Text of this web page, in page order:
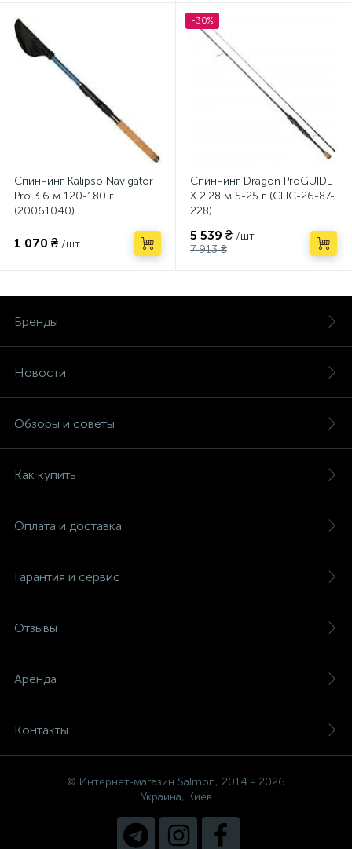
Спиннинг Kalipso Navigator
Pro 3.6 м 120-180 г
(20061040)
1 070 ₴ /шт.
-30%
Спиннинг Dragon ProGUIDE
X 2.28 м 5-25 г (CHC-26-87-
228)
5 539 ₴ /шт.
7 913 ₴
Бренды
Новости
Обзоры и советы
Как купить
Оплата и доставка
Гарантия и сервис
Отзывы
Аренда
Контакты
© Интернет-магазин Salmon, 2014 - 2026
Украина, Киев